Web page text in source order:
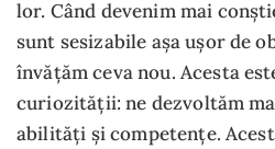
lor. Când devenim mai
sunt sesizabile așa ușor de
învățăm ceva nou. Acesta
curiozității: ne dezvoltăm
abilități și competențe.